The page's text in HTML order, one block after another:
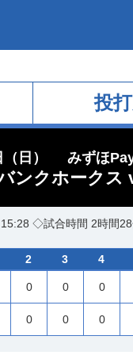
投
日） みずほ
ンクホーク
◇試合時間 2時間
2 3 4
0 0 0
0 0 0